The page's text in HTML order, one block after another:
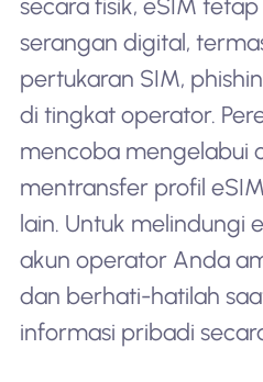
secara fisik, eSIM
serangan digital,
pertukaran SIM,
di tingkat operator.
mencoba mengelabui
mentransfer profil
lain. Untuk melindungi
akun operator Anda
dan berhati-hatilah
informasi pribadi